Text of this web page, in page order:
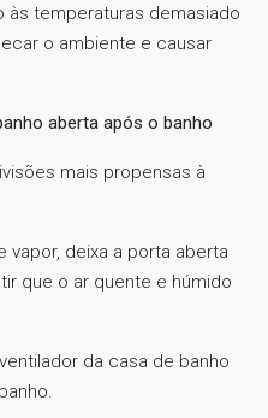
às temperaturas demasiado
o ambiente e causar
aberta após o banho
mais propensas à
vapor, deixa a porta aberta
que o ar quente e húmido
da casa de banho